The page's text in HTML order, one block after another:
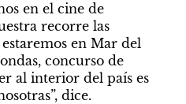
en el cine de
recorre las
en Mar del
concurso de
al interior del país es
dice.